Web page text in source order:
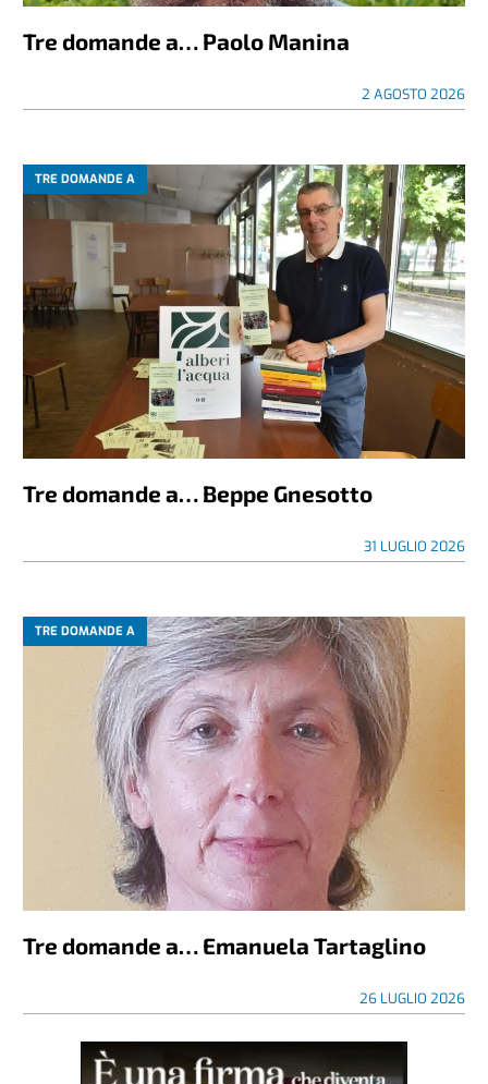
Tre domande a… Paolo Manina
2 AGOSTO 2026
TRE DOMANDE A
Tre domande a… Beppe Gnesotto
31 LUGLIO 2026
TRE DOMANDE A
Tre domande a… Emanuela Tartaglino
26 LUGLIO 2026